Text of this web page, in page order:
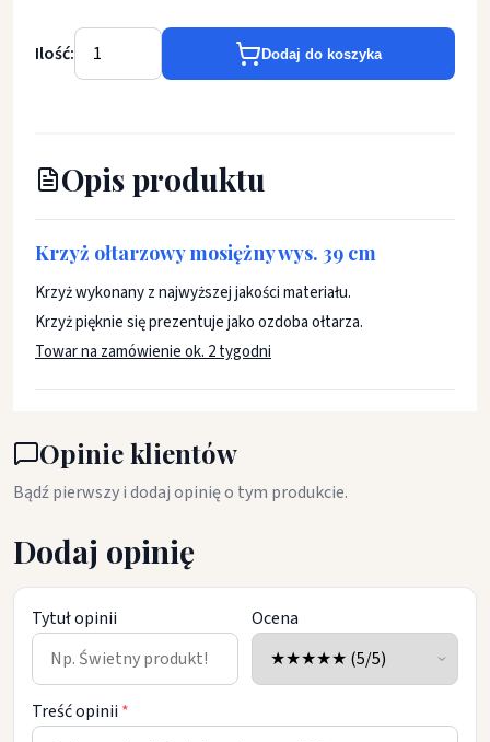
Ilość: Dodaj do koszyka
Opis produktu
Krzyż ołtarzowy mosiężny wys. 39 cm
Krzyż wykonany z najwyższej jakości materiału.
Krzyż pięknie się prezentuje jako ozdoba ołtarza.
Towar na zamówienie ok. 2 tygodni
Opinie klientów
Bądź pierwszy i dodaj opinię o tym produkcie.
Dodaj opinię
Tytuł opinii Ocena
Treść opinii *